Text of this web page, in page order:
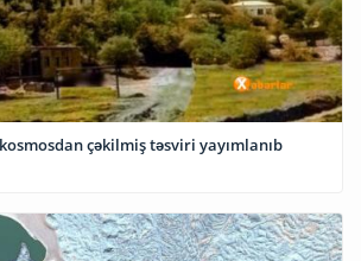
çəkilmiş təsviri yayımlanıb